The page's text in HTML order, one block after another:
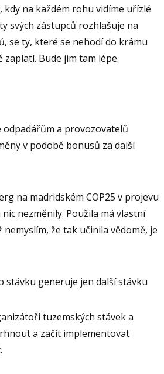
kdy na každém rohu vidíme uřízlé
svých zástupců rozhlašuje na
se ty, které se nehodí do krámu
Bude jim tam lépe.
odpadářům a provozovatelů
v podobě bonusů za další
na madridském COP25 v projevu
nezměnily. Použila má vlastní
že tak učinila vědomě, je
stávku generuje jen další stávku
tuzemských stávek a
a začít implementovat